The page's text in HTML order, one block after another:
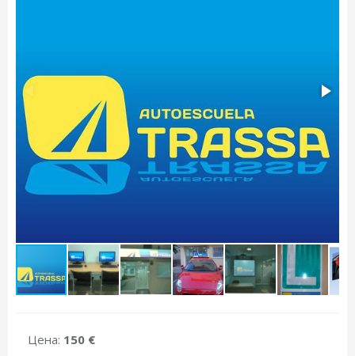
Цена: 150 €